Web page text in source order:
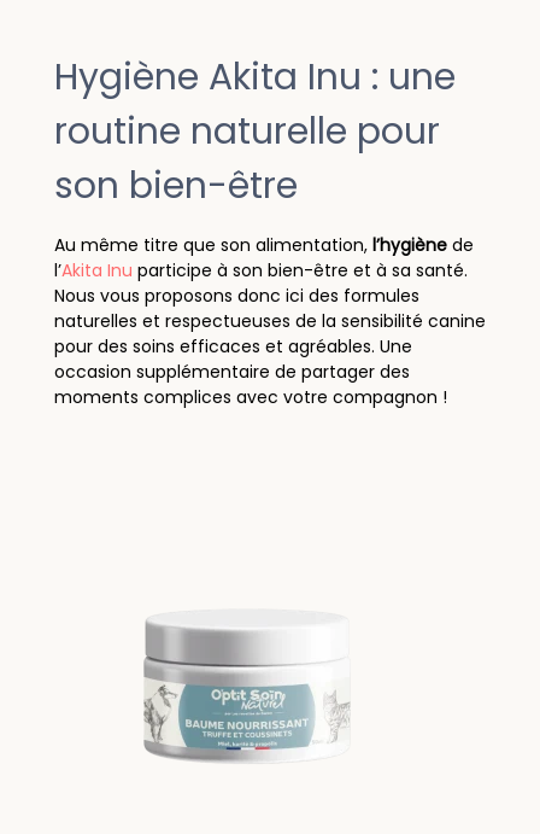
Hygiène Akita Inu : une
routine naturelle pour
son bien-être
Au même titre que son alimentation, l’hygiène de
l’Akita Inu participe à son bien-être et à sa santé.
Nous vous proposons donc ici des formules
naturelles et respectueuses de la sensibilité canine
pour des soins efficaces et agréables. Une
occasion supplémentaire de partager des
moments complices avec votre compagnon !